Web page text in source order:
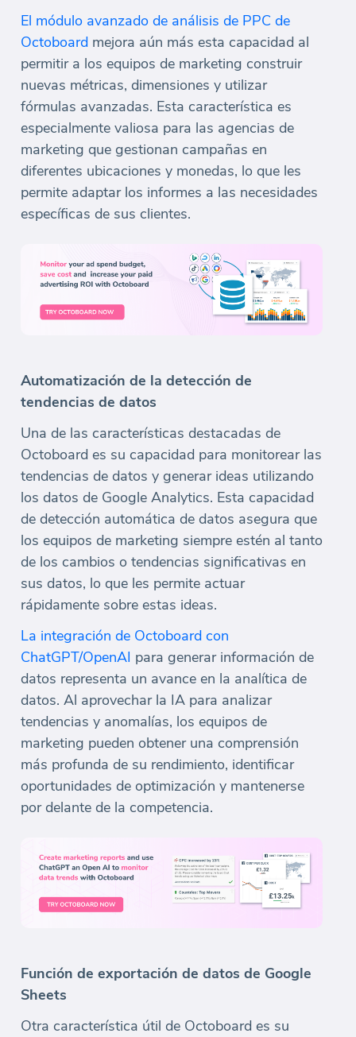
El módulo avanzado de análisis de PPC de
Octoboard mejora aún más esta capacidad al
permitir a los equipos de marketing construir
nuevas métricas, dimensiones y utilizar
fórmulas avanzadas. Esta característica es
especialmente valiosa para las agencias de
marketing que gestionan campañas en
diferentes ubicaciones y monedas, lo que les
permite adaptar los informes a las necesidades
específicas de sus clientes.
Automatización de la detección de
tendencias de datos
Una de las características destacadas de
Octoboard es su capacidad para monitorear las
tendencias de datos y generar ideas utilizando
los datos de Google Analytics. Esta capacidad
de detección automática de datos asegura que
los equipos de marketing siempre estén al tanto
de los cambios o tendencias significativas en
sus datos, lo que les permite actuar
rápidamente sobre estas ideas.
La integración de Octoboard con
ChatGPT/OpenAI para generar información de
datos representa un avance en la analítica de
datos. Al aprovechar la IA para analizar
tendencias y anomalías, los equipos de
marketing pueden obtener una comprensión
más profunda de su rendimiento, identificar
oportunidades de optimización y mantenerse
por delante de la competencia.
Función de exportación de datos de Google
Sheets
Otra característica útil de Octoboard es su